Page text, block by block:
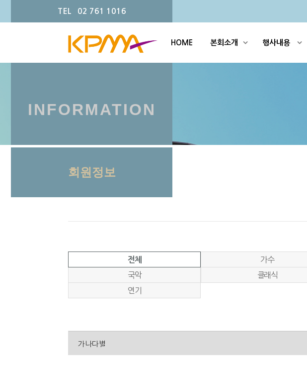
TEL 02 761 1016
HOME 본회소개 행사내용
INFORMATION
회원정보
전체 가수
국악
클래식
연기